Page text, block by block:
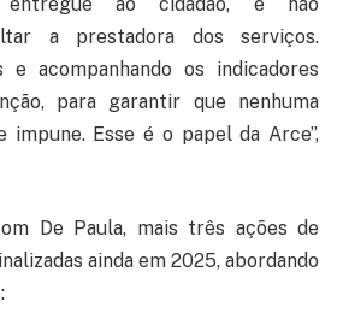
a prestadora dos serviços.
e acompanhando os indicadores
para garantir que nenhuma
impune. Esse é o papel da Arce”,
De Paula, mais três ações de
ainda em 2025, abordando